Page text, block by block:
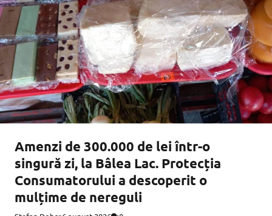
Amenzi de 300.000 de lei într-o
singură zi, la Bâlea Lac. Protecția
Consumatorului a descoperit o
mulțime de nereguli